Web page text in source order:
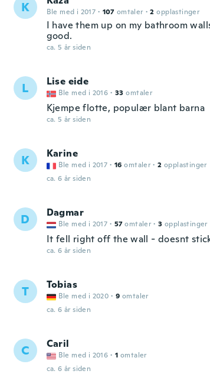
K Ble med i 2017 · 107 omtaler · 2 opplastinger
I have them up on my bathroom
good.
ca. 5 år siden
L Lise eide
Ble med i 2016 · 33 omtaler
Kjempe flotte, populær blant barna
ca. 5 år siden
K Karine
Ble med i 2017 · 16 omtaler · 2 opplastinger
ca. 6 år siden
D Dagmar
Ble med i 2017 · 57 omtaler · 3 opplastinger
It fell right off the wall - doesnt
ca. 6 år siden
T Tobias
Ble med i 2020 · 9 omtaler
ca. 6 år siden
C Caril
Ble med i 2016 · 1 omtaler
ca. 6 år siden